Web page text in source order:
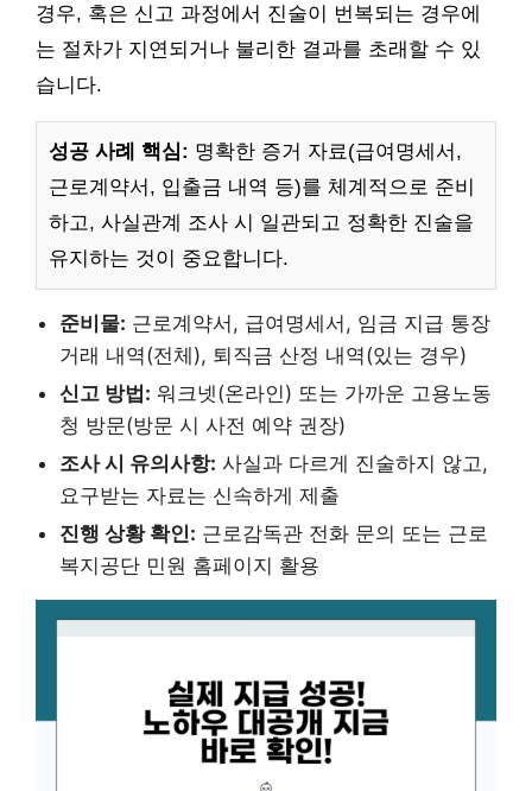
경우, 혹은 신고 과정에서 진술이 번복되는 경우에
는 절차가 지연되거나 불리한 결과를 초래할 수 있
습니다.
성공 사례 핵심: 명확한 증거 자료(급여명세서,
근로계약서, 입출금 내역 등)를 체계적으로 준비
하고, 사실관계 조사 시 일관되고 정확한 진술을
유지하는 것이 중요합니다.
준비물: 근로계약서, 급여명세서, 임금 지급 통장
거래 내역(전체), 퇴직금 산정 내역(있는 경우)
신고 방법: 워크넷(온라인) 또는 가까운 고용노동
청 방문(방문 시 사전 예약 권장)
조사 시 유의사항: 사실과 다르게 진술하지 않고,
요구받는 자료는 신속하게 제출
진행 상황 확인: 근로감독관 전화 문의 또는 근로
복지공단 민원 홈페이지 활용